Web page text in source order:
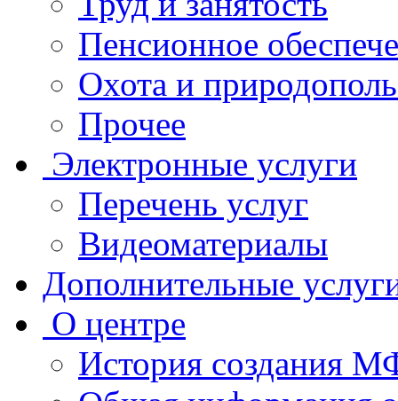
Пенсионное
Охота и
Прочее
Электронные услуги
Перечень услуг
Видеоматериалы
Дополнительные
О центре
История создания